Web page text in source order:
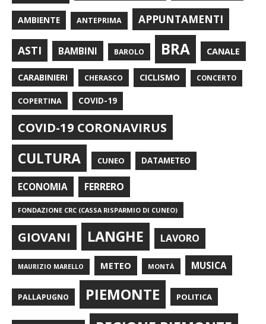
AMBIENTE ANTEPRIMA APPUNTAMENTI
ASTI BAMBINI BAROLO BRA CANALE
CARABINIERI CHERASCO CICLISMO CONCERTO
COPERTINA COVID-19
COVID-19 CORONAVIRUS
CULTURA CUNEO DATAMETEO
ECONOMIA FERRERO
FONDAZIONE CRC (CASSA RISPARMIO DI CUNEO)
GIOVANI LANGHE LAVORO
MAURIZIO MARELLO METEO MONTÀ MUSICA
PALLAPUGNO PIEMONTE POLITICA